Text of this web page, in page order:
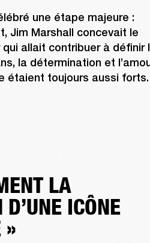
une étape majeure :
Jim Marshall concevait le
allait contribuer à définir
la détermination et
étaient toujours aussi forts.
LA
ICÔNE
»